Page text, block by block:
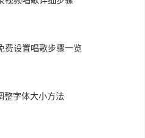
费设置唱歌步骤一览
整字体大小方法